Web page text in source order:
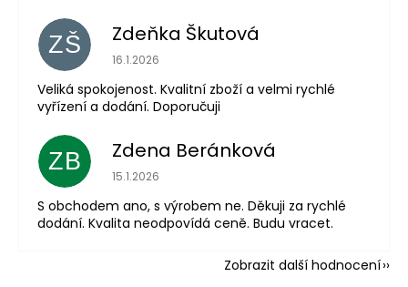
ZŠ Zdeňka Škutová
Hodnocení obchodu je 5 z 5 hvězdiček.
16.1.2026
Veliká spokojenost. Kvalitní zboží a velmi rychlé
vyřízení a dodání. Doporučuji
ZB Zdena Beránková
Hodnocení obchodu je 1 z 5 hvězdiček.
15.1.2026
S obchodem ano, s výrobem ne. Děkuji za rychlé
dodání. Kvalita neodpovídá ceně. Budu vracet.
Zobrazit další hodnocení